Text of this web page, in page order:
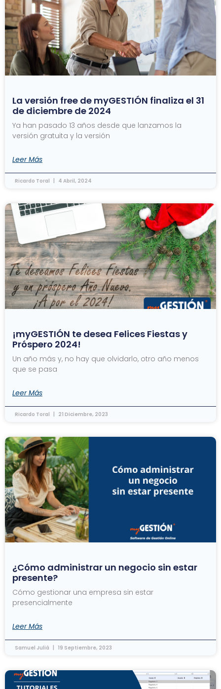
La versión free de myGESTIÓN finaliza el 31
de diciembre de 2024
Ya han pasado 13 años desde que lanzamos la
versión gratuita y la versión
Leer Más
Ricardo Toral 4 Abril, 2024
¡myGESTIÓN te desea Felices Fiestas y
Próspero 2024!
Un año más y, no hay que olvidarlo, otro año menos
que se pasa
Leer Más
Ricardo Toral 21 Diciembre, 2023
¿Cómo administrar un negocio sin estar
presente?
Cómo gestionar una empresa sin estar
presencialmente
Leer Más
Samuel Juliá 19 Septiembre, 2023